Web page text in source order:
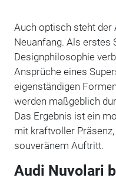
Auch optisch steht der
Neuanfang. Als erstes
Designphilosophie
Ansprüche eines
eigenständigen
werden maßgeblich
Das Ergebnis ist ein
mit kraftvoller
souveränem Auftritt.
Audi Nuvolari